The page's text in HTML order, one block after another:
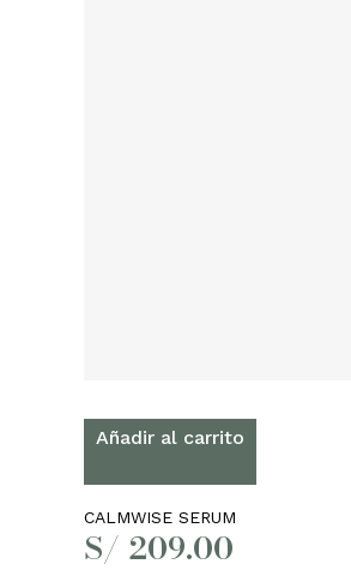
Añadir al carrito
CALMWISE SERUM
S/ 209.00